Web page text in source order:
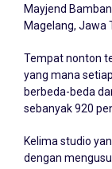
Mayjend
Magelang, Jawa
Tempat nonton
yang mana
berbeda-beda
sebanyak 920
Kelima studio
dengan